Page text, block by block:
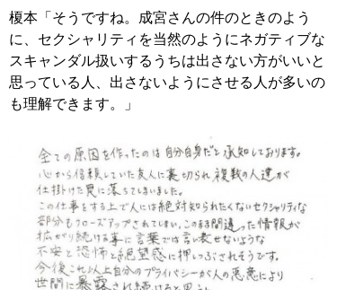
榎本「そうですね。成宮さんの件のときのよう
に、セクシャリティを当然のようにネガティブな
スキャンダル扱いするうちは出さない方がいいと
思っている人、出さないようにさせる人が多いの
も理解できます。」